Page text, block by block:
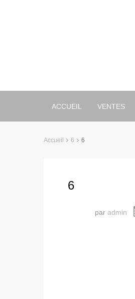
ACCUEIL VENTES
Accueil 6 6
6
par admin